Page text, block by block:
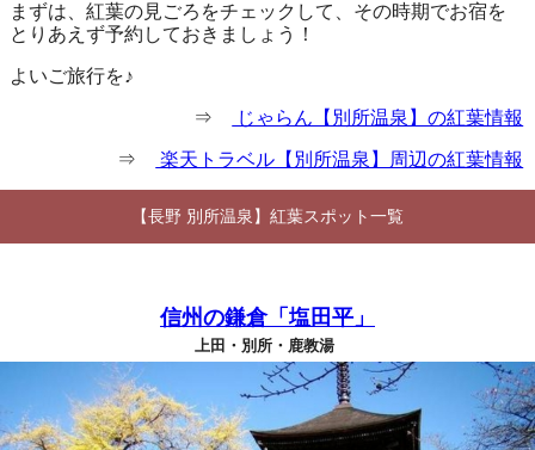
まずは、紅葉の見ごろをチェックして、その時期でお宿を
とりあえず予約しておきましょう！
よいご旅行を♪
⇒ じゃらん【別所温泉】の紅葉情報
⇒ 楽天トラベル【別所温泉】周辺の紅葉情報
【長野 別所温泉】紅葉スポット一覧
信州の鎌倉「塩田平」
上田・別所・鹿教湯